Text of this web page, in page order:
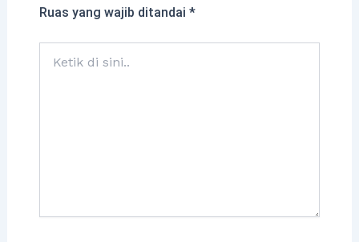
Ruas yang wajib ditandai *